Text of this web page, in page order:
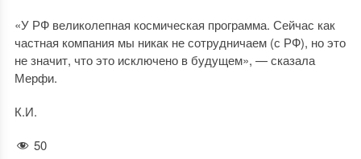
«У РФ великолепная космическая программа. Сейчас как
частная компания мы никак не сотрудничаем (с РФ), но это
не значит, что это исключено в будущем», — сказала
Мерфи.
К.И.
50